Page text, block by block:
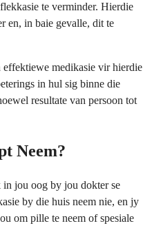
te verminder. Hierdie
en, in baie gevalle, dit te
medikasie vir hierdie
in hul sig binne die
resultate van persoon tot
Neem?
jou oog by jou dokter se
by die huis neem nie, en jy
om pille te neem of spesiale